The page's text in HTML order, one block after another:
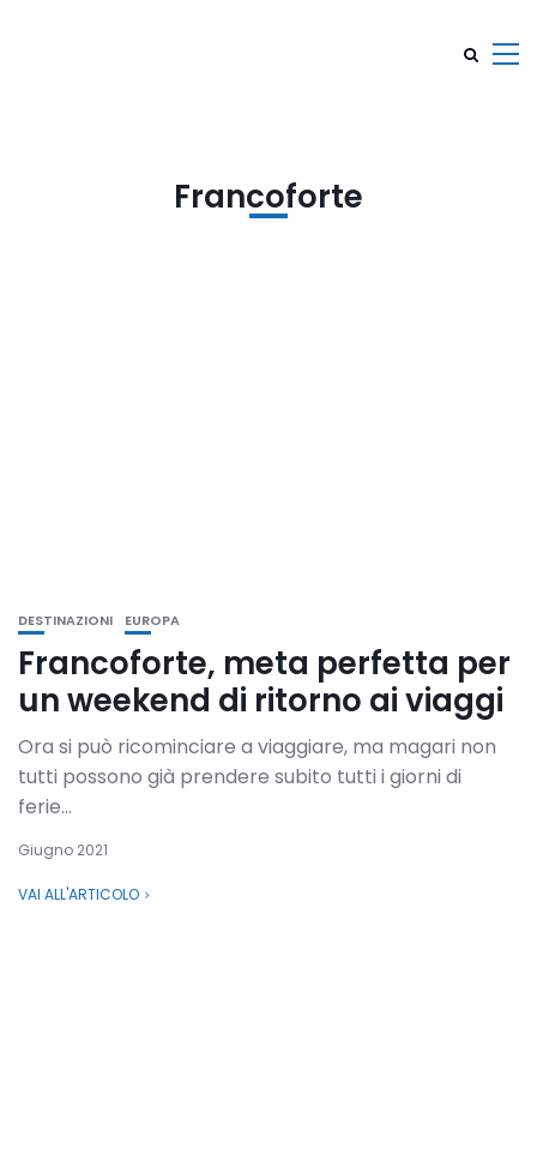
Francoforte
DESTINAZIONI EUROPA
Francoforte, meta perfetta per
un weekend di ritorno ai viaggi
Ora si può ricominciare a viaggiare, ma magari non
tutti possono già prendere subito tutti i giorni di
ferie...
Giugno 2021
VAI ALL'ARTICOLO